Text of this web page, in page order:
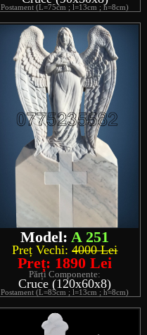
Postament (L=75cm ; l=13cm ; h=8cm)
Model: A 251
Preț Vechi:4000 Lei
Preț: 1890 Lei
Părți Componente:
Cruce (120x60x8)
Postament (L=85cm ; l=13cm ; h=8cm)